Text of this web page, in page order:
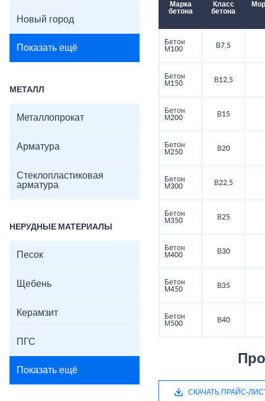
Новый город
Показать ещё
МЕТАЛЛ
Металлопрокат
Арматура
Стеклопластиковая
арматура
НЕРУДНЫЕ МАТЕРИАЛЫ
Песок
Щебень
Керамзит
ПГС
Показать ещё
Марка
бетона
Класс
бетона
Бетон
М100
В7,5
Бетон
М150
В12,5
Бетон
М200
В15
Бетон
М250
В20
Бетон
М300
В22,5
Бетон
М350
В25
Бетон
М400
В30
Бетон
М450
В35
Бетон
М500
В40
СКАЧАТЬ ПРАЙС-